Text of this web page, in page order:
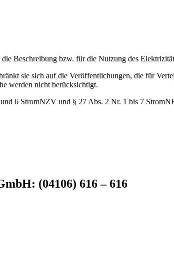
Beschreibung bzw. für die Nutzung des
sie sich auf die Veröffentlichungen, die für
werden nicht berücksichtigt.
6 StromNZV und § 27 Abs. 2 Nr. 1 bis 7
(04106) 616 – 616